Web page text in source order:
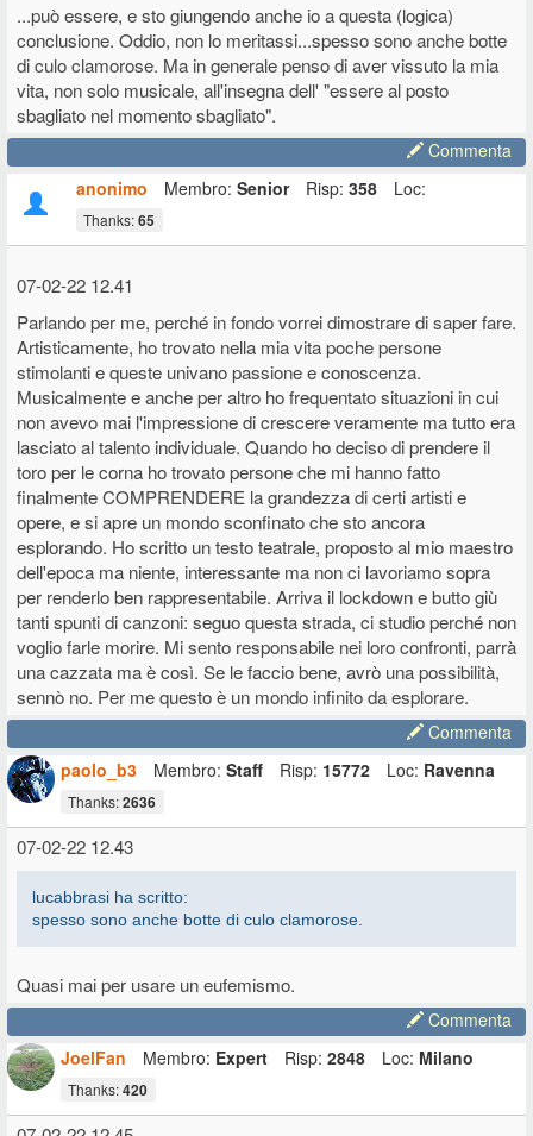
Alla soglia dei cinquanta, e essendo una capra sulla tastiera, sarebbe
stupido credere di avere un futuro.
Lascio i giusti sogni di gloria a chi è giovane e di belle speranze, e ha
la forza di cadere e rialzarsi per perseguire i suoi obiettivi. Io non
sono stato capace di farlo, significa che non lo meritavo.
...può essere, e sto giungendo anche io a questa (logica)
conclusione. Oddio, non lo meritassi...spesso sono anche botte
di culo clamorose. Ma in generale penso di aver vissuto la mia
vita, non solo musicale, all'insegna dell' "essere al posto
sbagliato nel momento sbagliato".
Commenta
anonimo
Membro: Senior Risp: 358 Loc:
Thanks:65
07-02-22 12.41
Parlando per me, perché in fondo vorrei dimostrare di saper fare.
Artisticamente, ho trovato nella mia vita poche persone
stimolanti e queste univano passione e conoscenza.
Musicalmente e anche per altro ho frequentato situazioni in cui
non avevo mai l'impressione di crescere veramente ma tutto era
lasciato al talento individuale. Quando ho deciso di prendere il
toro per le corna ho trovato persone che mi hanno fatto
finalmente COMPRENDERE la grandezza di certi artisti e
opere, e si apre un mondo sconfinato che sto ancora
esplorando. Ho scritto un testo teatrale, proposto al mio maestro
dell'epoca ma niente, interessante ma non ci lavoriamo sopra
per renderlo ben rappresentabile. Arriva il lockdown e butto giù
tanti spunti di canzoni: seguo questa strada, ci studio perché non
voglio farle morire. Mi sento responsabile nei loro confronti, parrà
una cazzata ma è così. Se le faccio bene, avrò una possibilità,
sennò no. Per me questo è un mondo infinito da esplorare.
Commenta
paolo_b3
Membro: Staff Risp: 15772 Loc: Ravenna
Thanks:2636
07-02-22 12.43
lucabbrasi ha scritto:
spesso sono anche botte di culo clamorose.
Quasi mai per usare un eufemismo.
Commenta
JoelFan
Membro: Expert Risp: 2848 Loc: Milano
Thanks:420